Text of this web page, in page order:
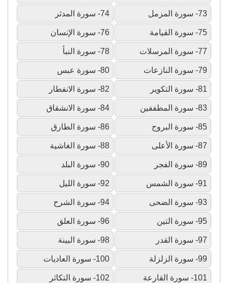
73- سورة المزمل 74- سورة المدثر
75- سورة القيامة 76- سورة الإنسان
77- سورة المرسلات 78- سورة النبأ
79- سورة النازعات 80- سورة عبس
81- سورة التكوير 82- سورة الانفطار
83- سورة المطففين 84- سورة الانشقاق
85- سورة البروج 86- سورة الطارق
87- سورة الأعلى 88- سورة الغاشية
89- سورة الفجر 90- سورة البلد
91- سورة الشمس 92- سورة الليل
93- سورة الضحى 94- سورة الشرح
95- سورة التين 96- سورة العلق
97- سورة القدر 98- سورة البينة
99- سورة الزلزلة 100- سورة العاديات
101- سورة القارعة 102- سورة التكاثر